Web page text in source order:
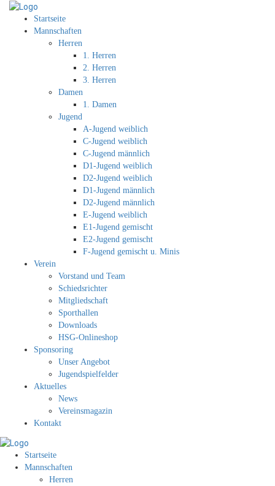
Startseite
Mannschaften
Herren
1. Herren
2. Herren
3. Herren
Damen
1. Damen
Jugend
A-Jugend weiblich
C-Jugend weiblich
C-Jugend männlich
D1-Jugend weiblich
D2-Jugend weiblich
D1-Jugend männlich
D2-Jugend männlich
E-Jugend weiblich
E1-Jugend gemischt
E2-Jugend gemischt
F-Jugend gemischt u. Minis
Verein
Vorstand und Team
Schiedsrichter
Mitgliedschaft
Sporthallen
Downloads
HSG-Onlineshop
Sponsoring
Unser Angebot
Jugendspielfelder
Aktuelles
News
Vereinsmagazin
Kontakt
Startseite
Mannschaften
Herren